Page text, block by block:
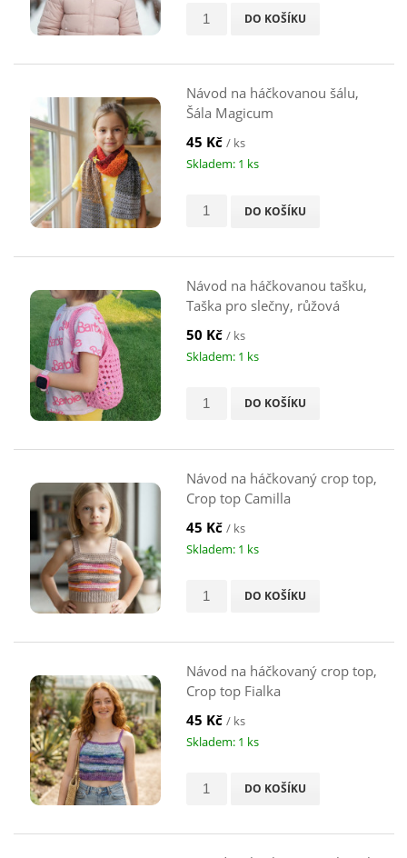
DO KOŠÍKU
Návod na háčkovanou šálu,
Šála Magicum
45 Kč / ks
Skladem: 1 ks
DO KOŠÍKU
Návod na háčkovanou tašku,
Taška pro slečny, růžová
50 Kč / ks
Skladem: 1 ks
DO KOŠÍKU
Návod na háčkovaný crop top,
Crop top Camilla
45 Kč / ks
Skladem: 1 ks
DO KOŠÍKU
Návod na háčkovaný crop top,
Crop top Fialka
45 Kč / ks
Skladem: 1 ks
DO KOŠÍKU